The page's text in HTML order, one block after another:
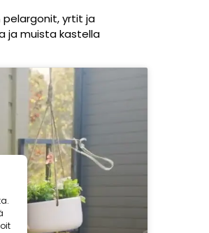
pelargonit, yrtit ja
ja muista kastella